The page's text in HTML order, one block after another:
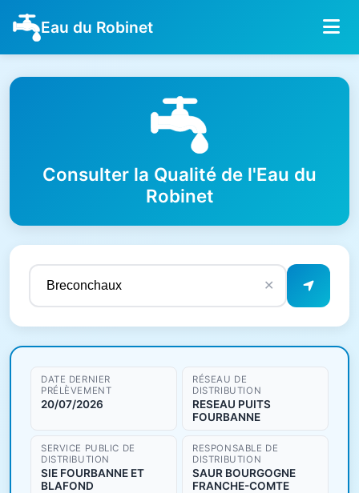
Eau du Robinet
Consulter la Qualité de l'Eau du
Robinet
✕
Résultats de qualité de l'eau
DATE DERNIER
PRÉLÈVEMENT
20/07/2026
RÉSEAU DE
DISTRIBUTION
RESEAU PUITS
FOURBANNE
SERVICE PUBLIC DE
DISTRIBUTION
SIE FOURBANNE ET
BLAFOND
RESPONSABLE DE
DISTRIBUTION
SAUR BOURGOGNE
FRANCHE-COMTE